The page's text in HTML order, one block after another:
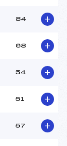
84
68
54
51
57